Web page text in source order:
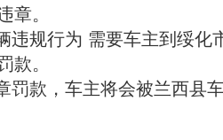
章。
违规行为 需要车主到绥化
款。
罚款，车主将会被兰西县